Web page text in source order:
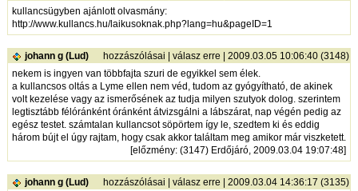
kullancsügyben ajánlott olvasmány:
http://www.kullancs.hu/laikusoknak.php?lang=hu&pageID=1
johann g (Lud) hozzászólásai |válasz erre | 2009.03.05 10:06:40 (3148)
nekem is ingyen van többfajta szuri de egyikkel sem élek.
a kullancsos oltás a Lyme ellen nem véd, tudom az gyógyítható, de akinek
volt kezelése vagy az ismerősének az tudja milyen szutyok dolog. szerintem
legtisztább félóránként óránként átvizsgálni a lábszárat, nap végén pedig az
egész testet. számtalan kullancsot söpörtem így le, szedtem ki és eddig
három bújt el úgy rajtam, hogy csak akkor találtam meg amikor már viszketett.
[előzmény: (3147) Erdőjáró, 2009.03.04 19:07:48]
johann g (Lud) hozzászólásai |válasz erre | 2009.03.04 14:36:17 (3135)